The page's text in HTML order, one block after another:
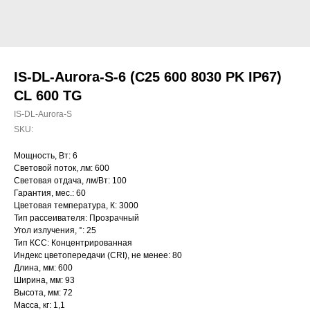
IS-DL-Aurora-S-6 (C25 600 8030 PK IP67)
CL 600 TG
IS-DL-Aurora-S
SKU:
Мощность, Вт: 6
Световой поток, лм: 600
Световая отдача, лм/Вт: 100
Гарантия, мес.: 60
Цветовая температура, К: 3000
Тип рассеивателя: Прозрачный
Угол излучения, °: 25
Тип КСС: Концентрированная
Индекс цветопередачи (CRI), не менее: 80
Длина, мм: 600
Ширина, мм: 93
Высота, мм: 72
Масса, кг: 1,1